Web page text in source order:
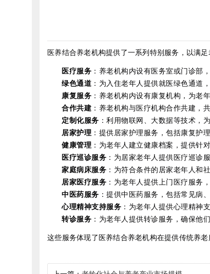
医养结合养老机构提供了一系列特别服务，以满
医疗服务 ：养老机构内设有医务室或门诊部
绿色通道 ：为入住老年人提供就医绿色通道
康复服务 ：养老机构内设有康复机构，为老
合作共建 ：养老机构与医疗机构合作共建，
定制化服务 ：利用物联网、大数据等技术，
居家护理 ：提供居家护理服务，包括康复护
健康管理 ：为老年人建立健康档案，提供针
医疗巡诊服务 ：为居家老年人提供医疗巡诊
家庭病床服务 ：为符合条件的居家老年人和
居家医疗服务 ：为老年人提供上门医疗服务
中医药服务 ：提供中医药服务，包括常见病
心理精神支持服务 ：为老年人提供心理精神
转诊服务 ：为老年人提供转诊服务，确保他
这些服务体现了医养结合养老机构在提供传统养